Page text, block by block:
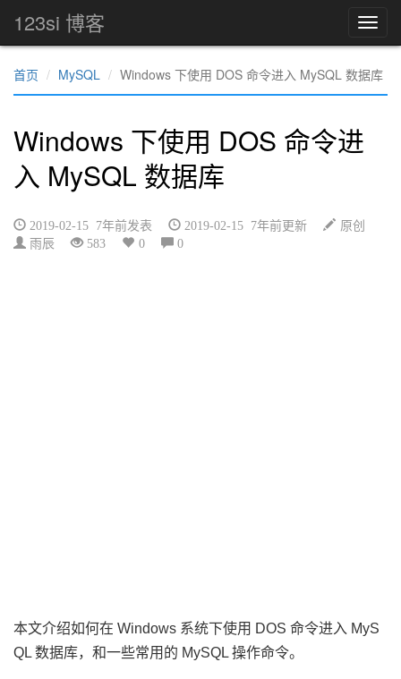
123si 博客
首页 MySQL Windows 下使用 DOS 命令进入 MySQL 数据库
Windows 下使用 DOS 命令进
入 MySQL 数据库
2019-02-15 7年前发表 2019-02-15 7年前更新
原创
雨辰
583 0 0
本文介绍如何在 Windows 系统下使用 DOS 命令进入 MyS
QL 数据库，和一些常用的 MySQL 操作命令。